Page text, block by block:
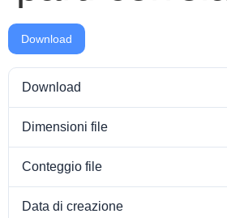
Download
Download
Dimensioni file
Conteggio file
Data di creazione